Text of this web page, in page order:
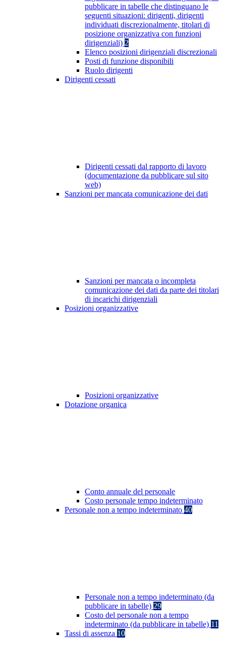
pubblicare in tabelle che distinguano le
seguenti situazioni: dirigenti, dirigenti
individuati discrezionalmente, titolari di
posizione organizzativa con funzioni
dirigenziali) 2
Elenco posizioni dirigenziali discrezionali
Posti di funzione disponibili
Ruolo dirigenti
Dirigenti cessati
Dirigenti cessati dal rapporto di lavoro
(documentazione da pubblicare sul sito
web)
Sanzioni per mancata comunicazione dei dati
Sanzioni per mancata o incompleta
comunicazione dei dati da parte dei titolari
di incarichi dirigenziali
Posizioni organizzative
Posizioni organizzative
Dotazione organica
Conto annuale del personale
Costo personale tempo indeterminato
Personale non a tempo indeterminato 40
Personale non a tempo indeterminato (da
pubblicare in tabelle) 29
Costo del personale non a tempo
indeterminato (da pubblicare in tabelle) 11
Tassi di assenza 10